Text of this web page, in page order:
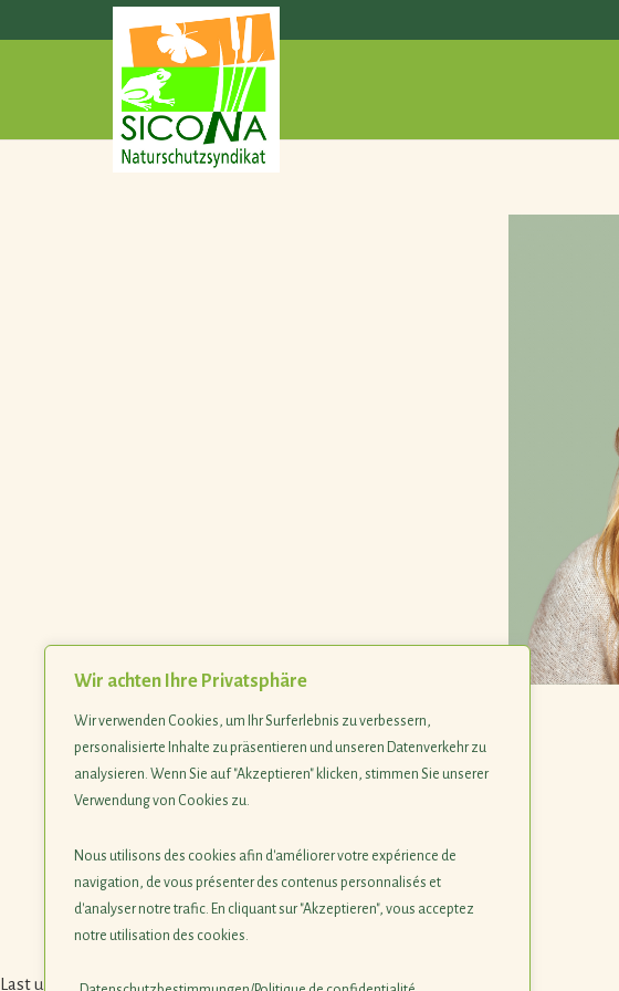
Wir achten Ihre Privatsphäre
Wir verwenden Cookies, um Ihr Surferlebnis zu verbessern,
personalisierte Inhalte zu präsentieren und unseren Datenverkehr zu
analysieren. Wenn Sie auf "Akzeptieren" klicken, stimmen Sie unserer
Verwendung von Cookies zu.
Nous utilisons des cookies afin d'améliorer votre expérience de
navigation, de vous présenter des contenus personnalisés et
d'analyser notre trafic. En cliquant sur "Akzeptieren", vous acceptez
notre utilisation des cookies.
Last update 09.02.2026